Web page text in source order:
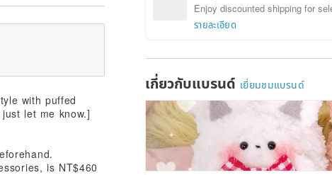
Enjoy discounted shipping for
รายละเอียด
เกี่ยวกับแบรนด์ เยี่ยมชมแบรนด์
with puffed
let me know.]
is NT$460